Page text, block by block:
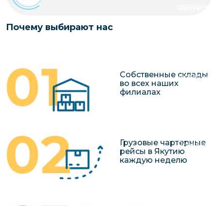
чартерных
Перевозка
Почему выбирают нас
Собственные склады
во всех наших
филиалах
Грузовые чартерные
рейсы в Якутию
каждую неделю